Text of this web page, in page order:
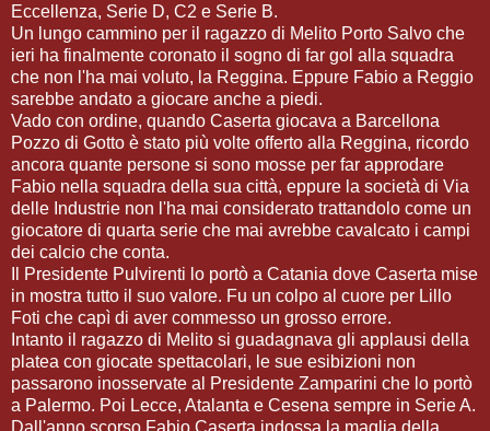
Eccellenza, Serie D, C2 e Serie B.
Un lungo cammino per il ragazzo di Melito Porto Salvo che
ieri ha finalmente coronato il sogno di far gol alla squadra
che non l'ha mai voluto, la Reggina. Eppure Fabio a Reggio
sarebbe andato a giocare anche a piedi.
Vado con ordine, quando Caserta giocava a Barcellona
Pozzo di Gotto è stato più volte offerto alla Reggina, ricordo
ancora quante persone si sono mosse per far approdare
Fabio nella squadra della sua città, eppure la società di Via
delle Industrie non l'ha mai considerato trattandolo come un
giocatore di quarta serie che mai avrebbe cavalcato i campi
dei calcio che conta.
Il Presidente Pulvirenti lo portò a Catania dove Caserta mise
in mostra tutto il suo valore. Fu un colpo al cuore per Lillo
Foti che capì di aver commesso un grosso errore.
Intanto il ragazzo di Melito si guadagnava gli applausi della
platea con giocate spettacolari, le sue esibizioni non
passarono inosservate al Presidente Zamparini che lo portò
a Palermo. Poi Lecce, Atalanta e Cesena sempre in Serie A.
Dall'anno scorso Fabio Caserta indossa la maglia della